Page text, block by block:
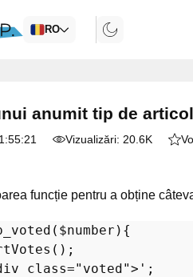
RO
anumit tip de
Vizualizări: 20.6K
funcție pentru a obține
( $number ) {
();
class="voted">' ;